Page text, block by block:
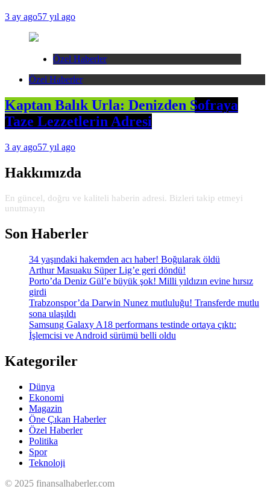
3 ay ago57 yıl ago
Özel Haberler
Özel Haberler
Kaptan Balık Urla: Denizden Sofraya
Taze Lezzetlerin Adresi
3 ay ago57 yıl ago
Hakkımızda
En güncel, doğru ve kaliteli haberin adresi. Bizleri takip etmeyi
unutmayın
Son Haberler
34 yaşındaki hakemden acı haber! Boğularak öldü
Arthur Masuaku Süper Lig’e geri döndü!
Porto’da Deniz Gül’e büyük şok! Milli yıldızın evine hırsız
girdi
Trabzonspor’da Darwin Nunez mutluluğu! Transferde mutlu
sona ulaşıldı
Samsung Galaxy A18 performans testinde ortaya çıktı:
İşlemcisi ve Android sürümü belli oldu
Kategoriler
Dünya
Ekonomi
Magazin
Öne Çıkan Haberler
Özel Haberler
Politika
Spor
Teknoloji
© 2025 finansalhaberler.com